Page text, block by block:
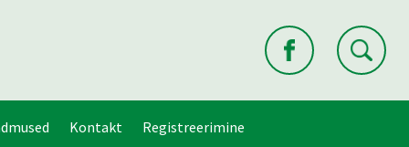
Kontakt Registreerimine